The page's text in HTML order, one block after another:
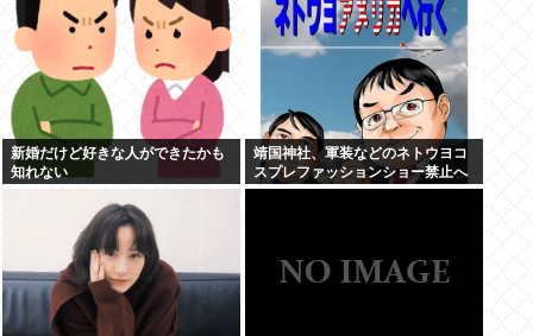
新婚だけど好きな人ができたかも
知れない
靖国神社、軍装などのネトウヨコ
スプレファッションショー禁止へ